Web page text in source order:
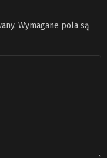
Wymagane pola są